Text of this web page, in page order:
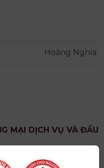
Hoàng Nghĩa
MẠI DỊCH VỤ VÀ ĐẦU
Phố Hà Nội